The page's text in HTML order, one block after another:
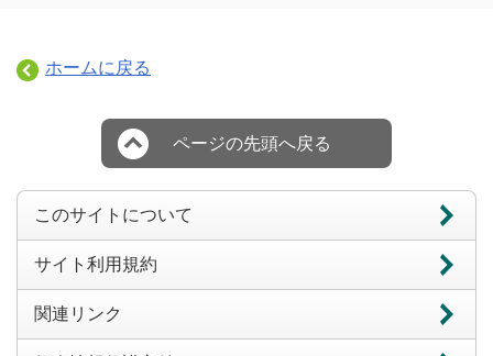
ホームに戻る
ページの先頭へ戻る
このサイトについて
サイト利用規約
関連リンク